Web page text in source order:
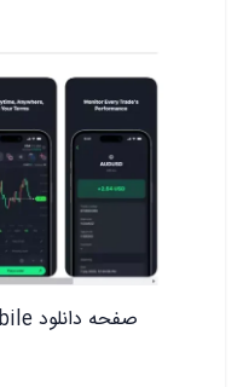
صفحه دانلود Alpari Mobile در اپ استور